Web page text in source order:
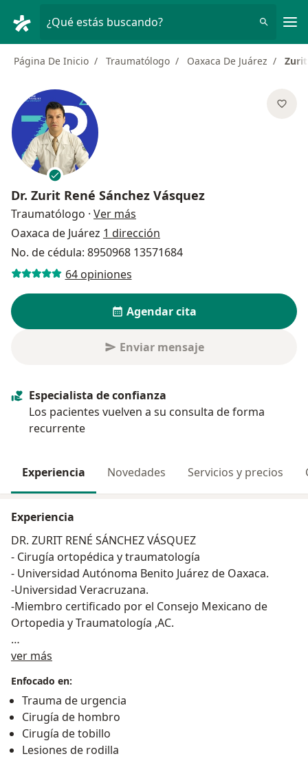
¿Qué estás buscando?
Página De Inicio Traumatólogo Oaxaca De Juárez Zurit
Dr. Zurit René Sánchez Vásquez
Traumatólogo · Ver más
Oaxaca de Juárez 1 dirección
No. de cédula: 8950968 13571684
64 opiniones
Agendar cita
Enviar mensaje
Especialista de confianza
Los pacientes vuelven a su consulta de forma
recurrente
Experiencia Novedades Servicios y precios
Experiencia
DR. ZURIT RENÉ SÁNCHEZ VÁSQUEZ
- Cirugía ortopédica y traumatología
- Universidad Autónoma Benito Juárez de Oaxaca.
-Universidad Veracruzana.
-Miembro certificado por el Consejo Mexicano de
Ortopedia y Traumatología ,AC.
Atención clínica y quirúrgica especializada :
-Protesis totales de rodilla y cadera.
-Infiltración de hombro y rodilla.
-Lumbalgia.
-Atención especializada del adulto mayor.
-Fracturas en niños.
ver más
Enfocado en:
Trauma de urgencia
Cirugía de hombro
Cirugía de tobillo
Lesiones de rodilla